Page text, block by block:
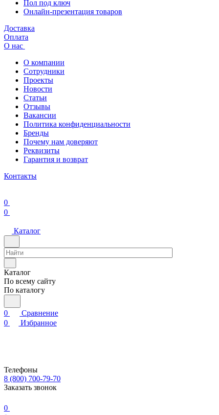
Пол под ключ
Онлайн-презентация товаров
Доставка
Оплата
О нас
О компании
Сотрудники
Проекты
Новости
Статьи
Отзывы
Вакансии
Политика конфиденциальности
Бренды
Почему нам доверяют
Реквизиты
Гарантия и возврат
Контакты
0
0
Каталог
Каталог
По всему сайту
По каталогу
0
Сравнение
0
Избранное
Телефоны
8 (800) 700-79-70
Заказать звонок
0